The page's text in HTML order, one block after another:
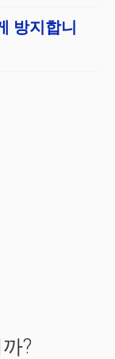
방지합니
?